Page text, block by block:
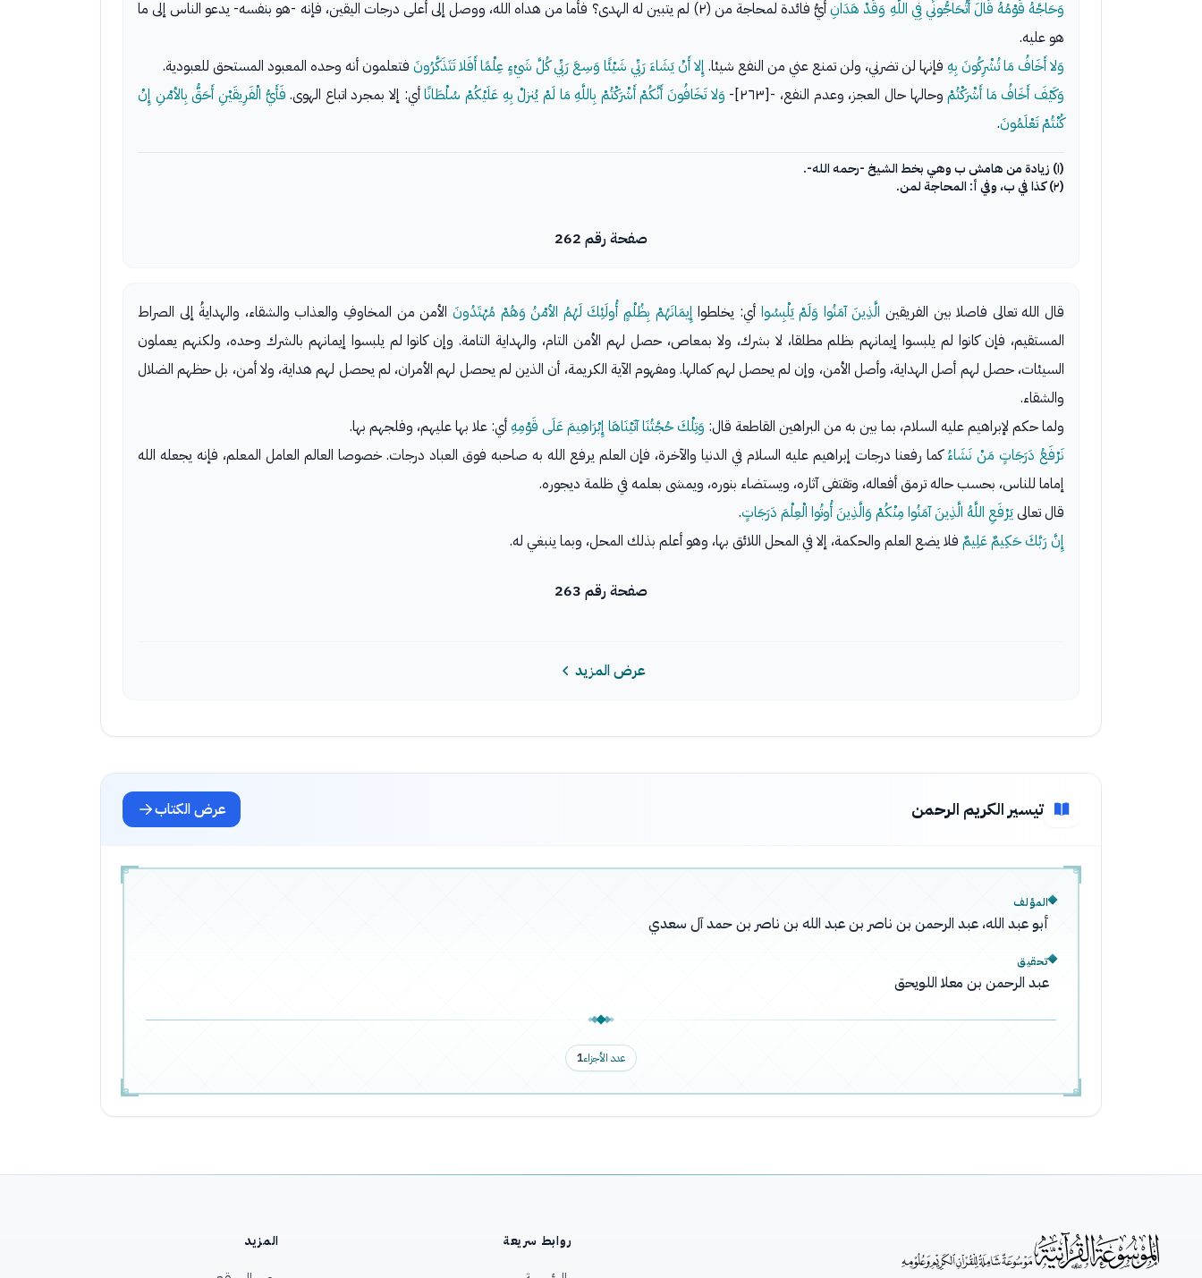
وَحَاجَّهُ قَوْمُهُ قَالَ أَتُحَاجُّونِّي فِي اللَّهِ وَقَدْ هَدَانِ
أيُّ فائدة لمحاجة من (٢) لم يتبين له الهدى؟ فأما من هداه الله، ووصل إلى أعلى درجات اليقين، فإنه -هو بنفسه- يدعو الناس إلى ما
هو عليه.
وَلا أَخَافُ مَا تُشْرِكُونَ بِهِ فإنها لن تضرني، ولن تمنع عني من النفع شيئا. إِلا أَنْ يَشَاءَ رَبِّي شَيْئًا وَسِعَ رَبِّي كُلَّ شَيْءٍ عِلْمًا أَفَلا تَتَذَكَّرُونَ فتعلمون أنه وحده المعبود المستحق للعبودية.
وَكَيْفَ أَخَافُ مَا أَشْرَكْتُمْوحالها حال العجز، وعدم النفع، -[٢٦٣]- وَلا تَخَافُونَ أَنَّكُمْ أَشْرَكْتُمْ بِاللَّهِ مَا لَمْ يُنزلْ بِهِ عَلَيْكُمْ سُلْطَانًاأي: إلا بمجرد اتباع الهوى. فَأَيُّ الْفَرِيقَيْنِ أَحَقُّ بِالأمْنِ إِنْ
كُنْتُمْ تَعْلَمُونَ.
(١) زيادة من هامش ب وهي بخط الشيخ -رحمه الله-.
(٢) كذا في ب، وفي أ: المحاجة لمن.
صفحة رقم 262
قال الله تعالى فاصلا بين الفريقين الَّذِينَ آمَنُوا وَلَمْ يَلْبِسُوا أي: يخلطوا إِيمَانَهُمْ بِظُلْمٍ أُولَئِكَ لَهُمُ الأمْنُ وَهُمْ مُهْتَدُونَ الأمن من المخاوفِ والعذاب والشقاء، والهدايةُ إلى الصراط
المستقيم، فإن كانوا لم يلبسوا إيمانهم بظلم مطلقا، لا بشرك، ولا بمعاص، حصل لهم الأمن التام، والهداية التامة. وإن كانوا لم يلبسوا إيمانهم بالشرك وحده، ولكنهم يعملون
السيئات، حصل لهم أصل الهداية، وأصل الأمن، وإن لم يحصل لهم كمالها. ومفهوم الآية الكريمة، أن الذين لم يحصل لهم الأمران، لم يحصل لهم هداية، ولا أمن، بل حظهم الضلال
والشقاء.
ولما حكم لإبراهيم عليه السلام، بما بين به من البراهين القاطعة قال: وَتِلْكَ حُجَّتُنَا آتَيْنَاهَا إِبْرَاهِيمَ عَلَى قَوْمِهِأي: علا بها عليهم، وفلجهم بها.
نَرْفَعُ دَرَجَاتٍ مَنْ نَشَاءُكما رفعنا درجات إبراهيم عليه السلام في الدنيا والآخرة، فإن العلم يرفع الله به صاحبه فوق العباد درجات. خصوصا العالم العامل المعلم، فإنه يجعله الله
إماما للناس، بحسب حاله ترمق أفعاله، وتقتفى آثاره، ويستضاء بنوره، ويمشى بعلمه في ظلمة ديجوره.
قال تعالىيَرْفَعِ اللَّهُ الَّذِينَ آمَنُوا مِنْكُمْ وَالَّذِينَ أُوتُوا الْعِلْمَ دَرَجَاتٍ.
إِنَّ رَبَّكَ حَكِيمٌ عَلِيمٌ فلا يضع العلم والحكمة، إلا في المحل اللائق بها، وهو أعلم بذلك المحل، وبما ينبغي له.
صفحة رقم 263
عرض المزيد
تيسير الكريم الرحمن عرض الكتاب
المؤلف
أبو عبد الله، عبد الرحمن بن ناصر بن عبد الله بن ناصر بن حمد آل سعدي
تحقيق
عبد الرحمن بن معلا اللويحق
عدد الأجزاء1
روابط سريعة المزيد